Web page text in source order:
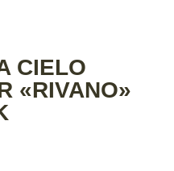
CIELO
«RIVANO»